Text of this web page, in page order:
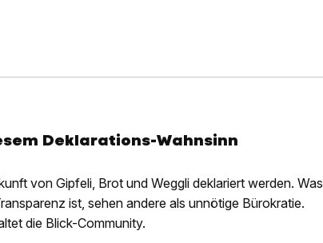
Deklarations-Wahnsinn
von Gipfeli, Brot und Weggli deklariert werden. Was
ist, sehen andere als unnötige Bürokratie.
die Blick-Community.